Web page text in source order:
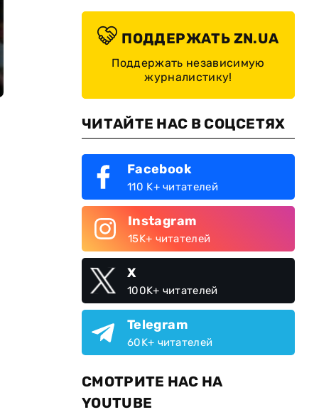
ПОДДЕРЖАТЬ ZN.UA
Поддержать независимую
журналистику!
ЧИТАЙТЕ НАС В СОЦСЕТЯХ
Facebook
110 K+ читателей
Instagram
15K+ читателей
X
100K+ читателей
Telegram
60K+ читателей
СМОТРИТЕ НАС НА
YOUTUBE